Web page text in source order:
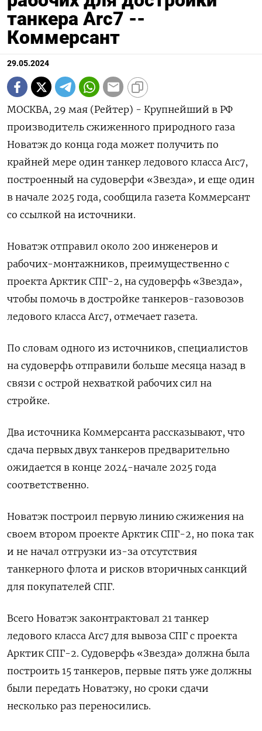
танкера Arc7 --
Коммерсант
29.05.2024
МОСКВА, 29 мая (Рейтер) - Крупнейший в РФ
производитель сжиженного природного газа
Новатэк до конца года может получить по
крайней мере один танкер ледового класса Arc7,
построенный на судоверфи «Звезда», и еще один
в начале 2025 года, сообщила газета Коммерсант
со ссылкой на источники.
Новатэк отправил около 200 инженеров и
рабочих-монтажников, преимущественно с
проекта Арктик СПГ-2, на судоверфь «Звезда»,
чтобы помочь в достройке танкеров-газовозов
ледового класса Arc7, отмечает газета.
По словам одного из источников, специалистов
на судоверфь отправили больше месяца назад в
связи с острой нехваткой рабочих сил на
стройке.
Два источника Коммерсанта рассказывают, что
сдача первых двух танкеров предварительно
ожидается в конце 2024-начале 2025 года
соответственно.
Новатэк построил первую линию сжижения на
своем втором проекте Арктик СПГ-2, но пока так
и не начал отгрузки из-за отсутствия
танкерного флота и рисков вторичных санкций
для покупателей СПГ.
Всего Новатэк законтрактовал 21 танкер
ледового класса Arc7 для вывоза СПГ с проекта
Арктик СПГ-2. Судоверфь «Звезда» должна была
построить 15 танкеров, первые пять уже должны
были передать Новатэку, но сроки сдачи
несколько раз переносились.